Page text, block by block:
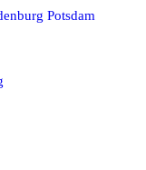
Potsdam